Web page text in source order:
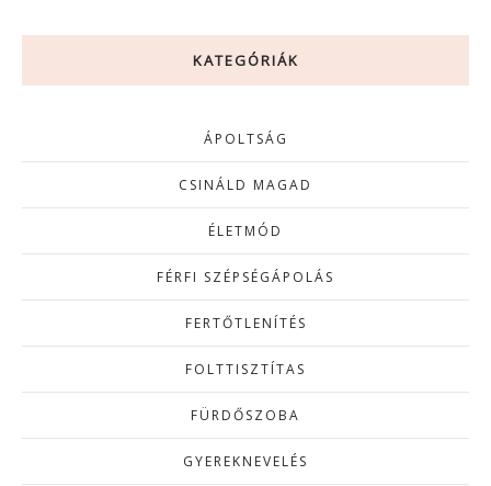
KATEGÓRIÁK
ÁPOLTSÁG
CSINÁLD MAGAD
ÉLETMÓD
FÉRFI SZÉPSÉGÁPOLÁS
FERTŐTLENÍTÉS
FOLTTISZTÍTAS
FÜRDŐSZOBA
GYEREKNEVELÉS